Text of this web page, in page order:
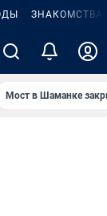
ЗНАКОМСТВА
Мост в Шаманке